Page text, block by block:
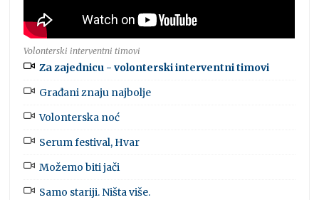
Volonterski interventni timovi
Za zajednicu - volonterski interventni timovi
Građani znaju najbolje
Volonterska noć
Serum festival, Hvar
Možemo biti jači
Samo stariji. Ništa više.